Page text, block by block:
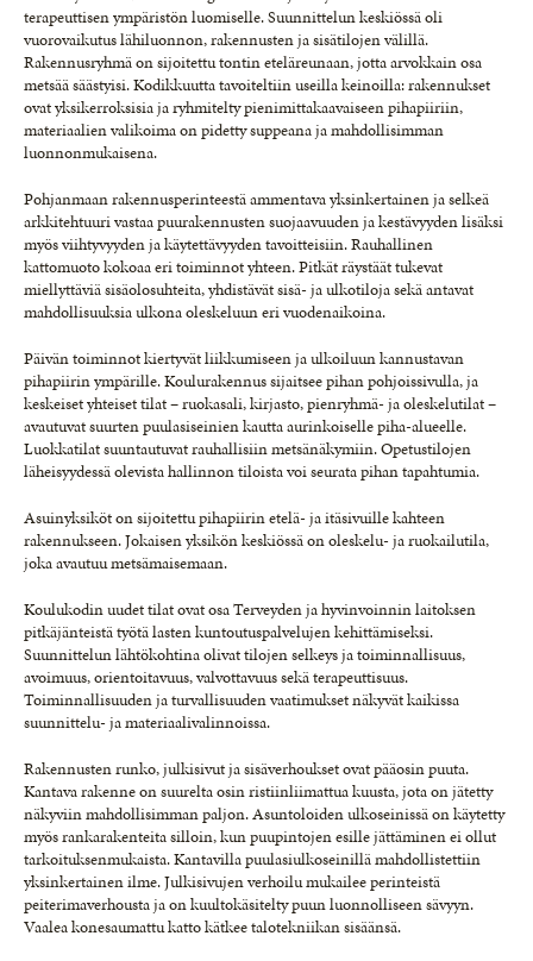
terapeuttisen ympäristön luomiselle. Suunnittelun keskiössä oli
vuorovaikutus lähiluonnon, rakennusten ja sisätilojen välillä.
Rakennusryhmä on sijoitettu tontin eteläreunaan, jotta arvokkain osa
metsää säästyisi. Kodikkuutta tavoiteltiin useilla keinoilla: rakennukset
ovat yksikerroksisia ja ryhmitelty pienimittakaavaiseen pihapiiriin,
materiaalien valikoima on pidetty suppeana ja mahdollisimman
luonnonmukaisena.
Pohjanmaan rakennusperinteestä ammentava yksinkertainen ja selkeä
arkkitehtuuri vastaa puurakennusten suojaavuuden ja kestävyyden lisäksi
myös viihtyvyyden ja käytettävyyden tavoitteisiin. Rauhallinen
kattomuoto kokoaa eri toiminnot yhteen. Pitkät räystäät tukevat
miellyttäviä sisäolosuhteita, yhdistävät sisä- ja ulkotiloja sekä antavat
mahdollisuuksia ulkona oleskeluun eri vuodenaikoina.
Päivän toiminnot kiertyvät liikkumiseen ja ulkoiluun kannustavan
pihapiirin ympärille. Koulurakennus sijaitsee pihan pohjoissivulla, ja
keskeiset yhteiset tilat – ruokasali, kirjasto, pienryhmä- ja oleskelutilat –
avautuvat suurten puulasiseinien kautta aurinkoiselle piha-alueelle.
Luokkatilat suuntautuvat rauhallisiin metsänäkymiin. Opetustilojen
läheisyydessä olevista hallinnon tiloista voi seurata pihan tapahtumia.
Asuinyksiköt on sijoitettu pihapiirin etelä- ja itäsivuille kahteen
rakennukseen. Jokaisen yksikön keskiössä on oleskelu- ja ruokailutila,
joka avautuu metsämaisemaan.
Koulukodin uudet tilat ovat osa Terveyden ja hyvinvoinnin laitoksen
pitkäjänteistä työtä lasten kuntoutuspalvelujen kehittämiseksi.
Suunnittelun lähtökohtina olivat tilojen selkeys ja toiminnallisuus,
avoimuus, orientoitavuus, valvottavuus sekä terapeuttisuus.
Toiminnallisuuden ja turvallisuuden vaatimukset näkyvät kaikissa
suunnittelu- ja materiaalivalinnoissa.
Rakennusten runko, julkisivut ja sisäverhoukset ovat pääosin puuta.
Kantava rakenne on suurelta osin ristiinliimattua kuusta, jota on jätetty
näkyviin mahdollisimman paljon. Asuntoloiden ulkoseinissä on käytetty
myös rankarakenteita silloin, kun puupintojen esille jättäminen ei ollut
tarkoituksenmukaista. Kantavilla puulasiulkoseinillä mahdollistettiin
yksinkertainen ilme. Julkisivujen verhoilu mukailee perinteistä
peiterimaverhousta ja on kuultokäsitelty puun luonnolliseen sävyyn.
Vaalea konesaumattu katto kätkee talotekniikan sisäänsä.